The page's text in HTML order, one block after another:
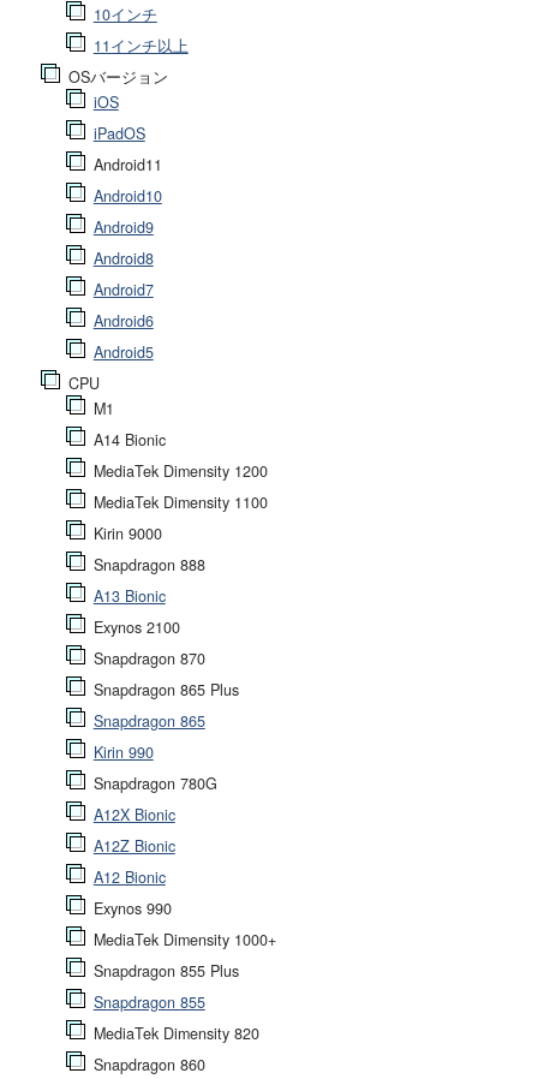
10インチ
11インチ以上
OSバージョン
iOS
iPadOS
Android11
Android10
Android9
Android8
Android7
Android6
Android5
CPU
M1
A14 Bionic
MediaTek Dimensity 1200
MediaTek Dimensity 1100
Kirin 9000
Snapdragon 888
A13 Bionic
Exynos 2100
Snapdragon 870
Snapdragon 865 Plus
Snapdragon 865
Kirin 990
Snapdragon 780G
A12X Bionic
A12Z Bionic
A12 Bionic
Exynos 990
MediaTek Dimensity 1000+
Snapdragon 855 Plus
Snapdragon 855
MediaTek Dimensity 820
Snapdragon 860